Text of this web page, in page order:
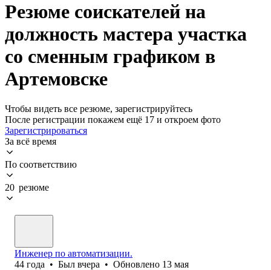
Резюме соискателей на
должность мастера участка
со сменным графиком в
Артемовске
Чтобы видеть все резюме, зарегистрируйтесь
После регистрации покажем ещё 17 и откроем фото
Зарегистрироваться
За всё время
По соответствию
20 резюме
Инженер по автоматизации.
44 года • Был вчера • Обновлено 13 мая